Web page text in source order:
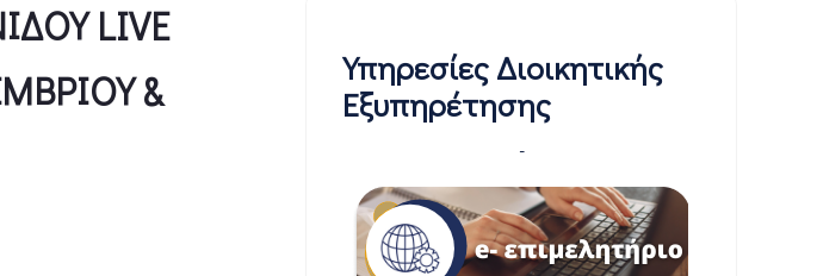
LIVE
&
Υπηρεσίες Διοικητικής
Εξυπηρέτησης
-